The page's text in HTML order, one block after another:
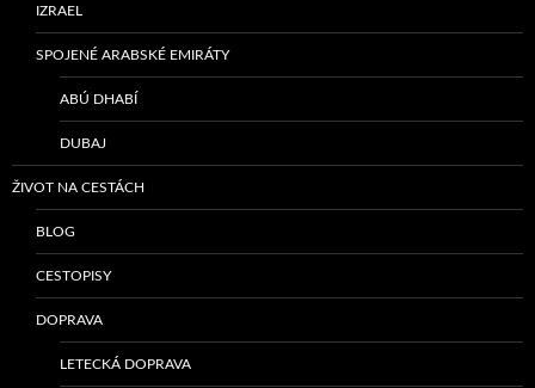
IZRAEL
SPOJENÉ ARABSKÉ EMIRÁTY
ABÚ DHABÍ
DUBAJ
ŽIVOT NA CESTÁCH
BLOG
CESTOPISY
DOPRAVA
LETECKÁ DOPRAVA